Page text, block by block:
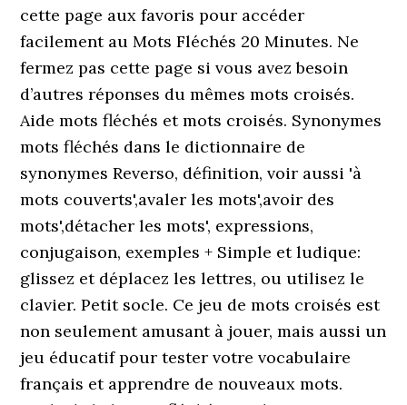
cette page aux favoris pour accéder
facilement au Mots Fléchés 20 Minutes. Ne
fermez pas cette page si vous avez besoin
d’autres réponses du mêmes mots croisés.
Aide mots fléchés et mots croisés. Synonymes
mots fléchés dans le dictionnaire de
synonymes Reverso, définition, voir aussi 'à
mots couverts',avaler les mots',avoir des
mots',détacher les mots', expressions,
conjugaison, exemples + Simple et ludique:
glissez et déplacez les lettres, ou utilisez le
clavier. Petit socle. Ce jeu de mots croisés est
non seulement amusant à jouer, mais aussi un
jeu éducatif pour tester votre vocabulaire
français et apprendre de nouveaux mots.